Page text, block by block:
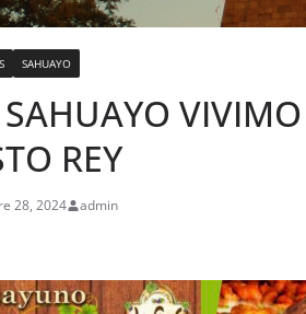
SAHUAYO
SAHUAYO
REY
28, 2024 admin